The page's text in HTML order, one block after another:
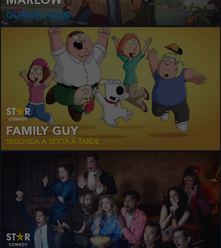
QUARTAS 22:00
FAMILY GUY
SEGUNDA A SEXTA À TARDE